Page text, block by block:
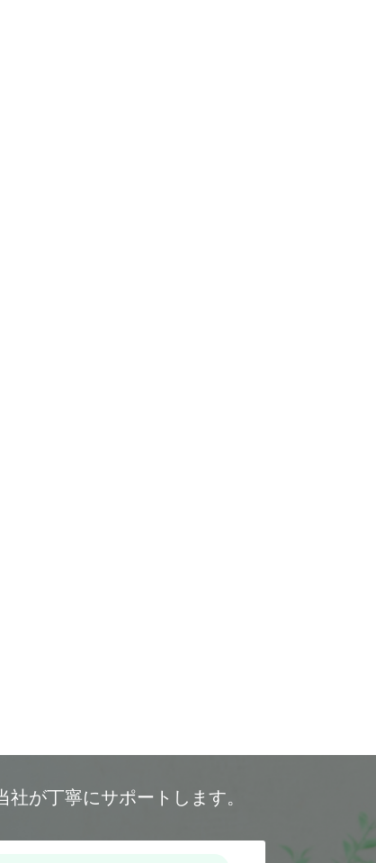
が丁寧にサポートします。